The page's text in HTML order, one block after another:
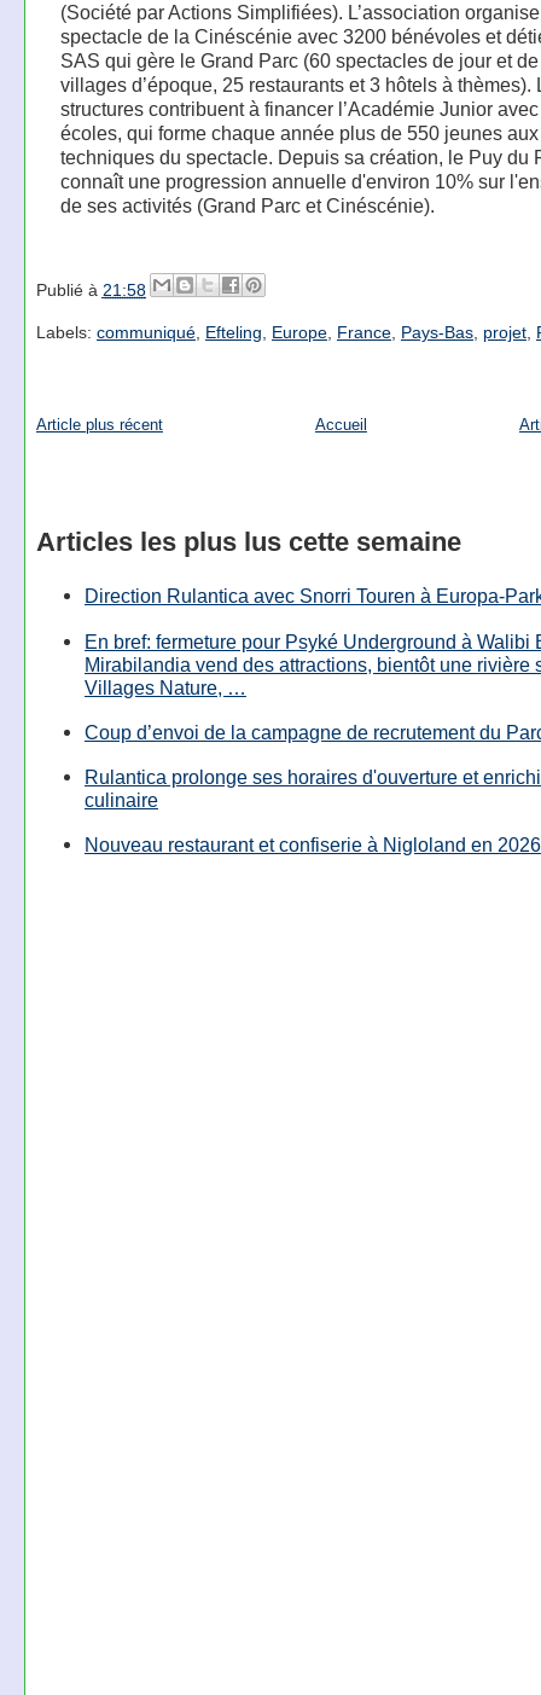
(Société par Actions Simplifiées). L’association
spectacle de la Cinéscénie avec 3200 bénévoles et
SAS qui gère le Grand Parc (60 spectacles de jour et
villages d’époque, 25 restaurants et 3 hôtels à thèmes).
structures contribuent à financer l’Académie Junior
écoles, qui forme chaque année plus de 550 jeunes
techniques du spectacle. Depuis sa création, le Puy du
connaît une progression annuelle d'environ 10% sur
de ses activités (Grand Parc et Cinéscénie).
Publié à 21:58
Labels: communiqué, Efteling Europe, France, Pays-Bas, projet,
Article plus récent Accueil
Articles les plus lus cette semaine
Direction Rulantica avec Snorri Touren à Europa-
En bref: fermeture pour Psyké Underground à Walibi
Mirabilandia vend des attractions, bientôt une rivière
Villages Nature, …
Coup d’envoi de la campagne de recrutement du
Rulantica prolonge ses horaires d'ouverture et
culinaire
Nouveau restaurant et confiserie à Nigloland en 2026